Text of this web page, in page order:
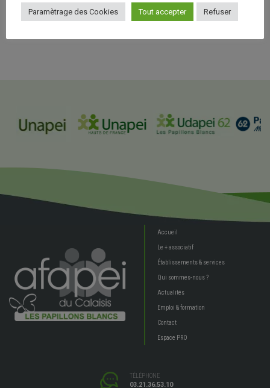
Venez nous rencontrer !!
Accueil
Le + associatif
Établissements & services
Qui sommes-nous ?
Actualités
Emploi & formation
Contact
Espace PRO
TÉLÉPHONE
03.21.36.53.10
Paramètrage des Cookies Tout accepter Refuser